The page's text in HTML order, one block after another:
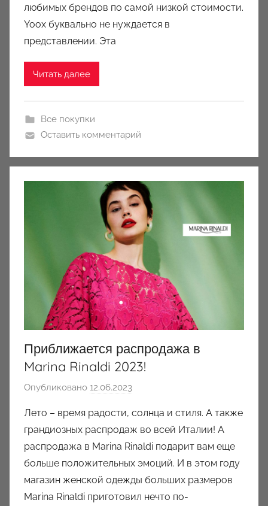
c
любимых брендов по самой низкой стоимости.
Yoox буквально не нуждается в
представлении. Эта
Читать далее
Все покупки
Оставить комментарий
Приближается распродажа в
Marina Rinaldi 2023!
Опубликовано 12.06.2023
т
о
р
о
м
a
Лето – время радости, солнца и стиля. А также
грандиозных распродаж во всей Италии! А
распродажа в Marina Rinaldi подарит вам еще
больше положительных эмоций. И в этом году
магазин женской одежды больших размеров
Marina Rinaldi приготовил нечто по-